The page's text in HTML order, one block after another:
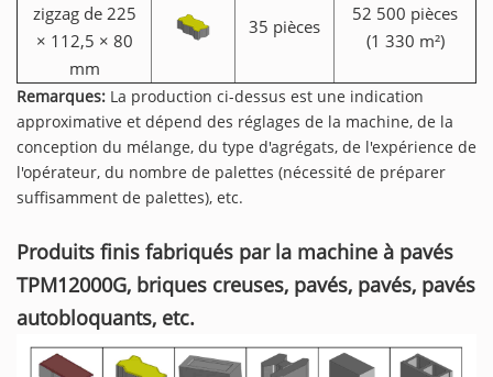
zigzag de 225
× 112,5 × 80
mm
35 pièces
52 500 pièces
(1 330 m²)
Remarques: La production ci-dessus est une indication
approximative et dépend des réglages de la machine, de la
conception du mélange, du type d'agrégats, de l'expérience de
l'opérateur, du nombre de palettes (nécessité de préparer
suffisamment de palettes), etc.
Produits finis fabriqués par la machine à pavés
TPM12000G, briques creuses, pavés, pavés, pavés
autobloquants, etc.